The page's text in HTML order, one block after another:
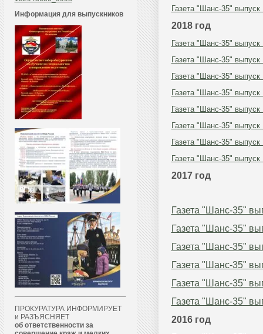
Информация для выпускников
ПРОКУРАТУРА ИНФОРМИРУЕТ
и РАЗЪЯСНЯЕТ
об ответственности за
Газета "Шанс-35"
2018 год
Газета "Шанс-35"
Газета "Шанс-35"
Газета "Шанс-35"
Газета "Шанс-35"
Газета "Шанс-35"
Газета "Шанс-35"
Газета "Шанс-35"
Газета "Шанс-35"
2017 год
Газета "Шанс-35"
Газета "Шанс-35"
Газета "Шанс-35"
Газета "Шанс-35"
Газета "Шанс-35"
Газета "Шанс-35"
2016 год